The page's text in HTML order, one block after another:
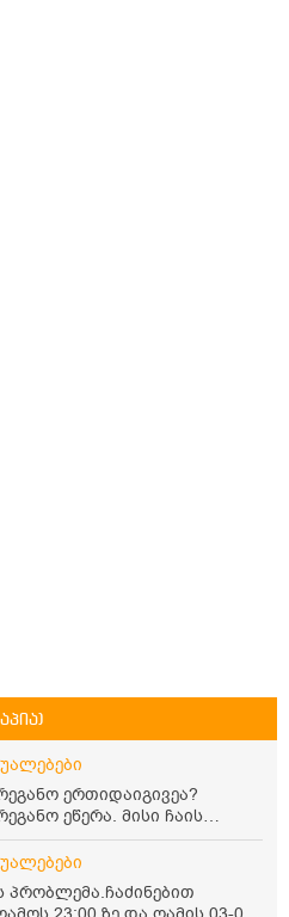
ერთიდაიგივეა?
ეწერა. მისი ჩაის
არის კარგი?
წყალში ჩავყაროთ 1 ჩაის
ორეგანო და
ჭამიდან 1-2 საათში.
პრობლემა.ჩაძინებით